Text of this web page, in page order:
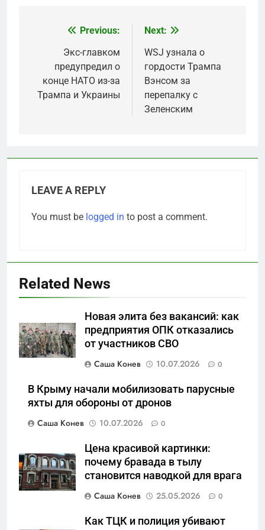
navigation
Previous:
Экс-главком
предупредил о
конце НАТО из-за
Трампа и Украины
Next:
WSJ узнала о
гордости Трампа
Вэнсом за
перепалку с
Зеленским
LEAVE A REPLY
You must be logged in to post a comment.
Related News
Новая элита без вакансий: как
предприятия ОПК отказались
от участников СВО
Саша Конев
10.07.2026 0
В Крыму начали мобилизовать парусные
яхты для обороны от дронов
Саша Конев
10.07.2026 0
Цена красивой картинки:
почему бравада в тылу
становится наводкой для врага
Саша Конев
25.05.2026 0
Как ТЦК и полиция убивают
Отрезанные от помощи:
почему власть и
маркетплейсы «умывают
руки» после ударов по
САНКТ-ПЕТЕРБУРГ И ОБЛАСТЬ
«Ростех» разъедают изнутри:
Серовский оборонный завод
идёт ко дну
САНКТ-ПЕТЕРБУРГ И ОБЛАСТЬ
7
«Бизнес на ветеранах и
социальный координатор
фонда «защитники